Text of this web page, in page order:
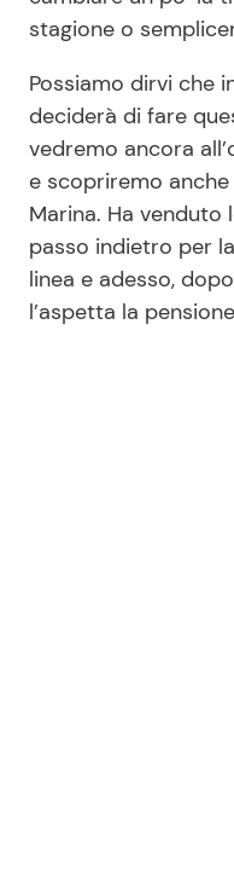
stagione o
Possiamo dirvi che
deciderà di fare
vedremo ancora
e scopriremo
Marina. Ha
passo indietro per
linea e adesso,
l’aspetta la